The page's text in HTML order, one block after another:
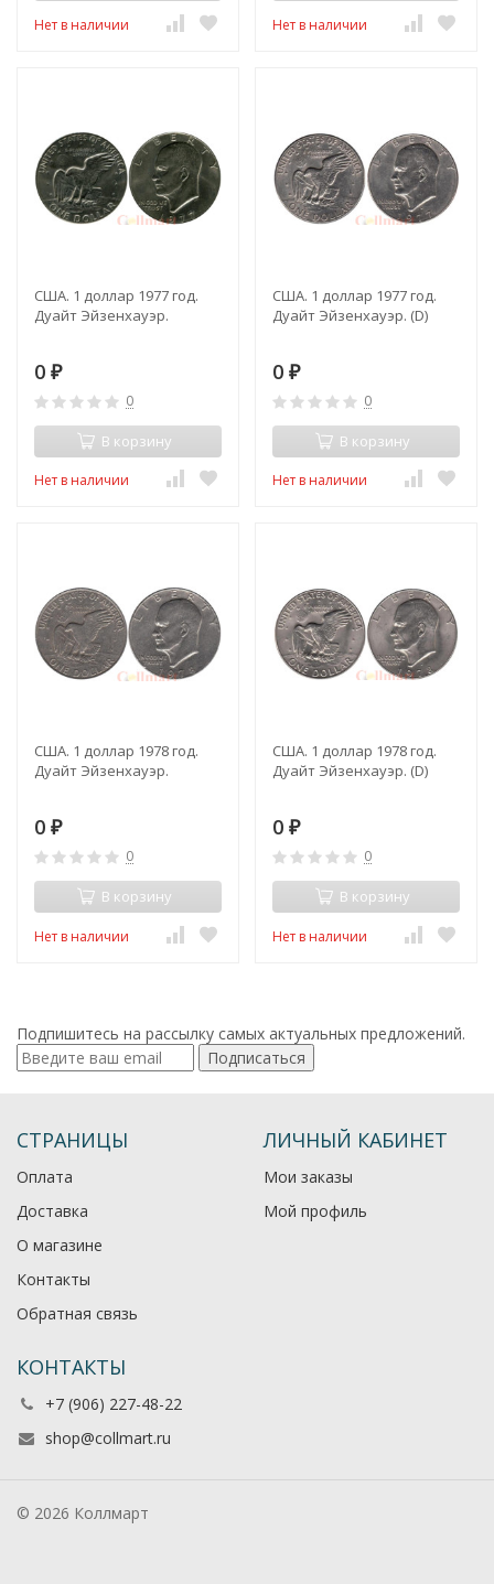
Нет в наличии Нет в наличии
США. 1 доллар 1977 год.
Дуайт Эйзенхауэр.
0 ₽
0
В корзину
Нет в наличии
США. 1 доллар 1977 год.
Дуайт Эйзенхауэр. (D)
0 ₽
0
В корзину
Нет в наличии
США. 1 доллар 1978 год.
Дуайт Эйзенхауэр.
0 ₽
0
В корзину
Нет в наличии
США. 1 доллар 1978 год.
Дуайт Эйзенхауэр. (D)
0 ₽
0
В корзину
Нет в наличии
Подпишитесь на рассылку самых актуальных предложений.
Подписаться
СТРАНИЦЫ
Оплата
Доставка
О магазине
Контакты
Обратная связь
ЛИЧНЫЙ КАБИНЕТ
Мои заказы
Мой профиль
КОНТАКТЫ
+7 (906) 227-48-22
shop@collmart.ru
© 2026 Коллмарт